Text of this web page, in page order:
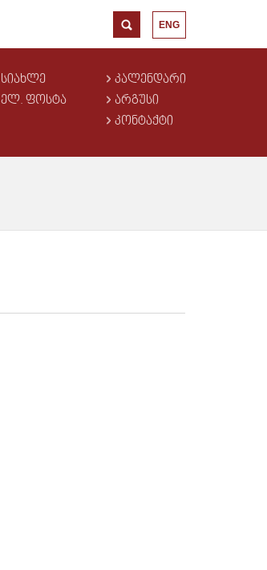
ENG
ᲡᲘᲐᲮᲚᲔ
ᲔᲚ. ᲤᲝᲡᲢᲐ
ᲙᲐᲚᲔᲜᲓᲐᲠᲘ
ᲐᲠᲒᲣᲡᲘ
ᲙᲝᲜᲢᲐᲥᲢᲘ